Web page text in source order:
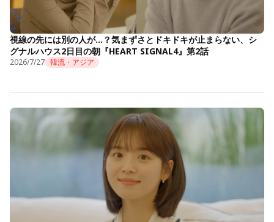
視線の先には別の人が…？気まずさとドキドキが止まらない、シ
グナルハウス2日目の朝『HEART SIGNAL4』第2話
2026/7/27 韓流・アジア